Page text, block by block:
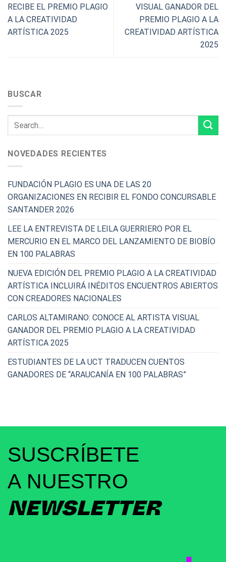
RECIBE EL PREMIO PLAGIO
A LA CREATIVIDAD
ARTÍSTICA 2025
VISUAL GANADOR DEL
PREMIO PLAGIO A LA
CREATIVIDAD ARTÍSTICA
2025
BUSCAR
NOVEDADES RECIENTES
FUNDACIÓN PLAGIO ES UNA DE LAS 20
ORGANIZACIONES EN RECIBIR EL FONDO CONCURSABLE
SANTANDER 2026
LEE LA ENTREVISTA DE LEILA GUERRIERO POR EL
MERCURIO EN EL MARCO DEL LANZAMIENTO DE BIOBÍO
EN 100 PALABRAS
NUEVA EDICIÓN DEL PREMIO PLAGIO A LA CREATIVIDAD
ARTÍSTICA INCLUIRÁ INÉDITOS ENCUENTROS ABIERTOS
CON CREADORES NACIONALES
CARLOS ALTAMIRANO: CONOCE AL ARTISTA VISUAL
GANADOR DEL PREMIO PLAGIO A LA CREATIVIDAD
ARTÍSTICA 2025
ESTUDIANTES DE LA UCT TRADUCEN CUENTOS
GANADORES DE “ARAUCANÍA EN 100 PALABRAS”
SUSCRÍBETE
A NUESTRO
NEWSLETTER